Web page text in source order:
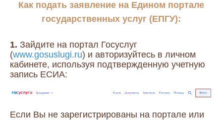
Как подать заявление на Едином портале
государственных услуг (ЕПГУ):
1. Зайдите на портал Госуслуг
(www.gosuslugi.ru) и авторизуйтесь в личном
кабинете, используя подтвержденную учетную
запись ЕСИА:
Если Вы не зарегистрированы на портале или